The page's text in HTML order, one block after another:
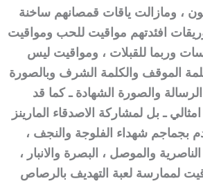
، ومازالت ياقات قمصانهم ساخنة
افئدتهم مواقيت للحب ومواقيت
وربما للقبلات ، ومواقيت ليس
الموقف والكلمة الشرف وبالصورة
والصورة الشهادة ـ كما قد
ـ بل لمشاركة الاصدقاء المارينز
بجماجم شهداء الفلوجة والنجف ،
والموصل ، البصرة والانبار ،
لممارسة لعبة التهديف بالرصاص